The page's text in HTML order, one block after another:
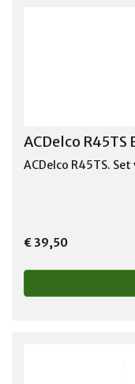
ACDelco R45TS
ACDelco R45TS.
€ 39,50